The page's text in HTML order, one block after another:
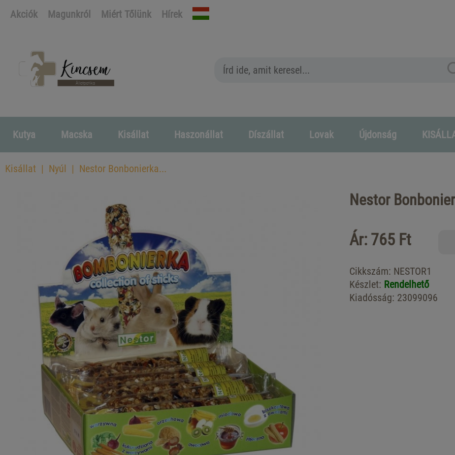
Akciók Magunkról Miért Tőlünk Hírek
Kutya Macska Kisállat Haszonállat Díszállat Lovak Újdonság
Kisállat Nyúl Nestor Bonbonierka...
Nestor
Ár: 765 Ft
Cikkszám: NESTOR1
Készlet: Rendelhető
Kiadósság: 23099096